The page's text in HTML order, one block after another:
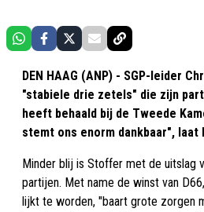
DEN HAAG (ANP) - SGP-leider
"stabiele drie zetels" die zijn
heeft behaald bij de Tweede
stemt ons enorm dankbaar", laat
Minder blij is Stoffer met de uitslag
partijen. Met name de winst van
lijkt te worden, "baart grote zorgen